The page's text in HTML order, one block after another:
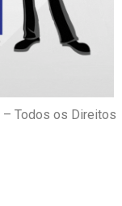
– Todos os Direitos